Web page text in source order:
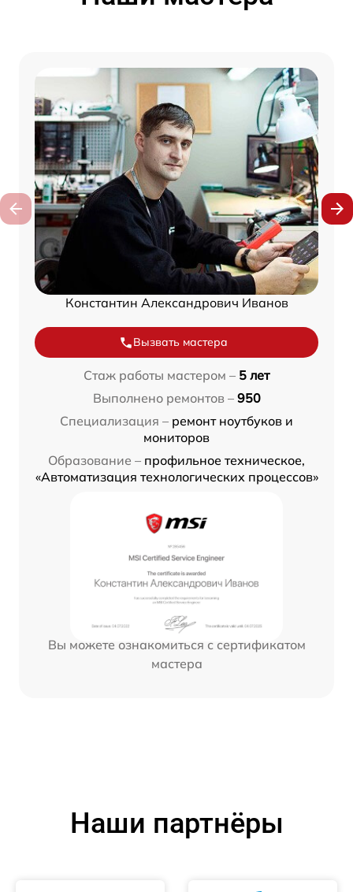
Константин Александрович Иванов
Вызвать мастера
Стаж работы мастером – 5 лет
Выполнено ремонтов – 950
Специализация – ремонт ноутбуков и
мониторов
Образование – профильное техническое,
«Автоматизация технологических процессов»
Вы можете ознакомиться с сертификатом
мастера
Наши партнёры